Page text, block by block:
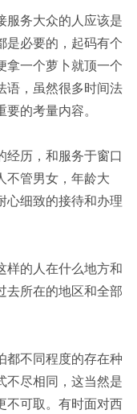
务大众的人应该是
是必要的，起码有个
拿一个萝卜就顶一个
语，虽然很多时间法
的考量内容。
历，和服务于窗口
不管男女，年龄大
心细致的接待和办理
的人在什么地方和
去所在的地区和全部
不同程度的存在种
不尽相同，这当然是
不可取。有时面对西